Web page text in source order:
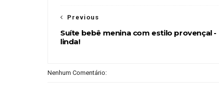
Previous
Suíte bebê menina com estilo provençal -
linda!
Nenhum Comentário: